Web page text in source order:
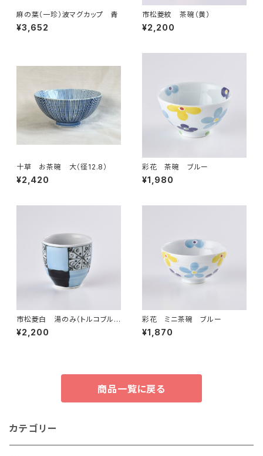
麻の葉（一珍）波マグカップ 青
¥3,652
市松菱紋 茶碗（黄）
¥2,200
十草 お茶碗 大（径12.8）
¥2,420
彩花 茶碗 ブルー
¥1,980
市松菱白 湯のみ（トルコブル
ー）
¥2,200
彩花 ミニ茶碗 ブルー
¥1,870
商品一覧に戻る
カテゴリー